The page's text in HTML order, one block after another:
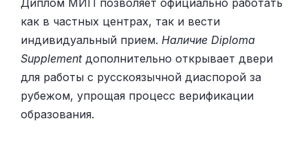
Диплом МИП позволяет официально работать
как в частных центрах, так и вести
индивидуальный прием. Наличие Diploma
Supplementдополнительно открывает двери
для работы с русскоязычной диаспорой за
рубежом, упрощая процесс верификации
образования.